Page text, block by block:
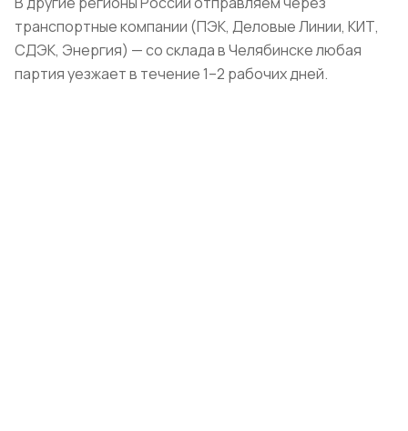
транспортные компании (ПЭК, Деловые Линии, КИТ,
СДЭК, Энергия) — со склада в Челябинске любая
партия уезжает в течение 1–2 рабочих дней.